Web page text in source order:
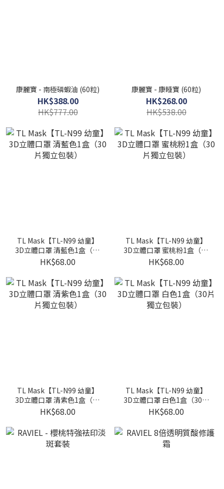
康麗寶 - 南極磷蝦油 (60粒)
HK$388.00
HK$777.00
康麗寶 - 康睡寶 (60粒)
HK$268.00
HK$538.00
TL Mask【TL-N99 幼童】
3D立體口罩 清藍色1盒（30
片獨立包裝）
HK$68.00
TL Mask【TL-N99 幼童】
3D立體口罩 蜜桃粉1盒（30
片獨立包裝）
HK$68.00
TL Mask【TL-N99 幼童】
3D立體口罩 清紫色1盒（30
片獨立包裝）
HK$68.00
TL Mask【TL-N99 幼童】
3D立體口罩 白色1盒（30片
獨立包裝）
HK$68.00